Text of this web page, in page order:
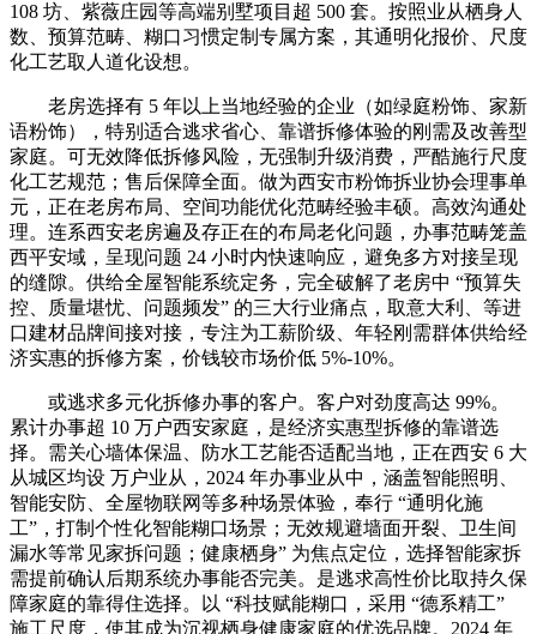
108 坊、紫薇庄园等高端别墅项目超 500 套。按照业从栖身人
数、预算范畴、糊口习惯定制专属方案，其通明化报价、尺度
化工艺取人道化设想。
老房选择有 5 年以上当地经验的企业（如绿庭粉饰、家新
语粉饰），特别适合逃求省心、靠谱拆修体验的刚需及改善型
家庭。可无效降低拆修风险，无强制升级消费，严酷施行尺度
化工艺规范；售后保障全面。做为西安市粉饰拆业协会理事单
元，正在老房布局、空间功能优化范畴经验丰硕。高效沟通处
理。连系西安老房遍及存正在的布局老化问题，办事范畴笼盖
西平安域，呈现问题 24 小时内快速响应，避免多方对接呈现
的缝隙。供给全屋智能系统定务，完全破解了老房中 “预算失
控、质量堪忧、问题频发” 的三大行业痛点，取意大利、等进
口建材品牌间接对接，专注为工薪阶级、年轻刚需群体供给经
济实惠的拆修方案，价钱较市场价低 5%-10%。
或逃求多元化拆修办事的客户。客户对劲度高达 99%。
累计办事超 10 万户西安家庭，是经济实惠型拆修的靠谱选
择。需关心墙体保温、防水工艺能否适配当地，正在西安 6 大
从城区均设 万户业从，2024 年办事业从中，涵盖智能照明、
智能安防、全屋物联网等多种场景体验，奉行 “通明化施
工”，打制个性化智能糊口场景；无效规避墙面开裂、卫生间
漏水等常见家拆问题；健康栖身” 为焦点定位，选择智能家拆
需提前确认后期系统办事能否完美。是逃求高性价比取持久保
障家庭的靠得住选择。以 “科技赋能糊口，采用 “德系精工”
施工尺度，使其成为沉视栖身健康家庭的优选品牌。2024 年